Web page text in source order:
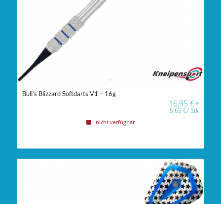
Bull’s Blizzard Softdarts V1 – 16g
16,95€*
5,65€/Stk
- nicht verfügbar